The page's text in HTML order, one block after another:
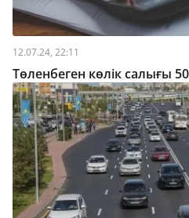
12.07.24, 22:11
Төленбеген көлік салығы